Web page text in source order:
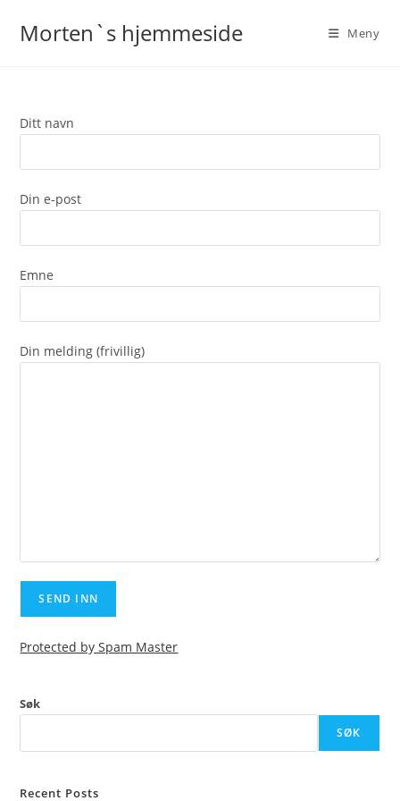
Morten`s hjemmeside Meny
Ditt navn
Din e-post
Emne
Din melding (frivillig)
Protected by Spam Master
Søk
SØK
Recent Posts